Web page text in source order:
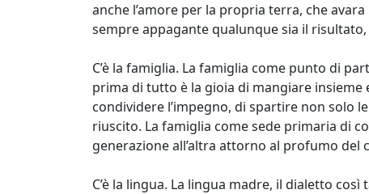
anche l’amore per la propria terra, che
sempre appagante qualunque sia il
C’è la famiglia. La famiglia come punto di
prima di tutto è la gioia di mangiare insieme
condividere l’impegno, di spartire non solo
riuscito. La famiglia come sede primaria di
generazione all’altra attorno al profumo del
C’è la lingua. La lingua madre, il dialetto